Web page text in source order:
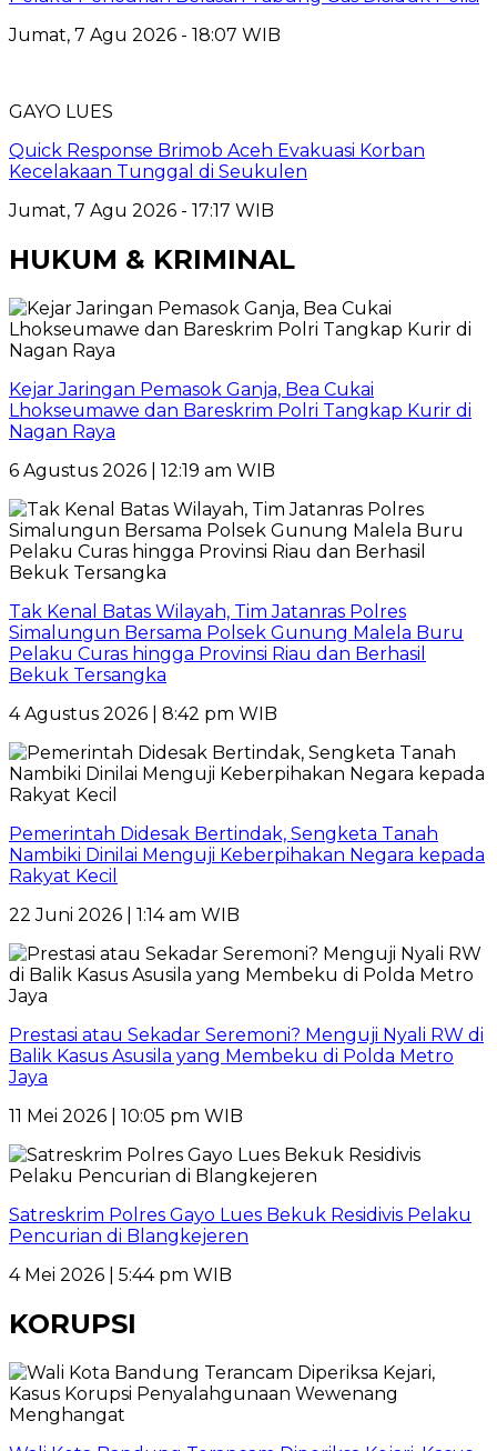
Jumat, 7 Agu 2026 - 18:07 WIB
GAYO LUES
Quick Response Brimob Aceh Evakuasi Korban
Kecelakaan Tunggal di Seukulen
Jumat, 7 Agu 2026 - 17:17 WIB
HUKUM & KRIMINAL
Kejar Jaringan Pemasok Ganja, Bea Cukai
Lhokseumawe dan Bareskrim Polri Tangkap Kurir di
Nagan Raya
6 Agustus 2026 | 12:19 am WIB
Tak Kenal Batas Wilayah, Tim Jatanras Polres
Simalungun Bersama Polsek Gunung Malela Buru
Pelaku Curas hingga Provinsi Riau dan Berhasil
Bekuk Tersangka
4 Agustus 2026 | 8:42 pm WIB
Pemerintah Didesak Bertindak, Sengketa Tanah
Nambiki Dinilai Menguji Keberpihakan Negara kepada
Rakyat Kecil
22 Juni 2026 | 1:14 am WIB
Prestasi atau Sekadar Seremoni? Menguji Nyali RW di
Balik Kasus Asusila yang Membeku di Polda Metro
Jaya
11 Mei 2026 | 10:05 pm WIB
Satreskrim Polres Gayo Lues Bekuk Residivis Pelaku
Pencurian di Blangkejeren
4 Mei 2026 | 5:44 pm WIB
KORUPSI